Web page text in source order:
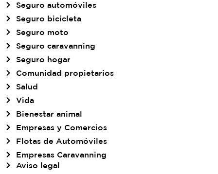
Seguro automóviles
Seguro bicicleta
Seguro moto
Seguro caravanning
Seguro hogar
Comunidad propietarios
Salud
Vida
Bienestar animal
Empresas y Comercios
Flotas de Automóviles
Empresas Caravanning
Aviso legal